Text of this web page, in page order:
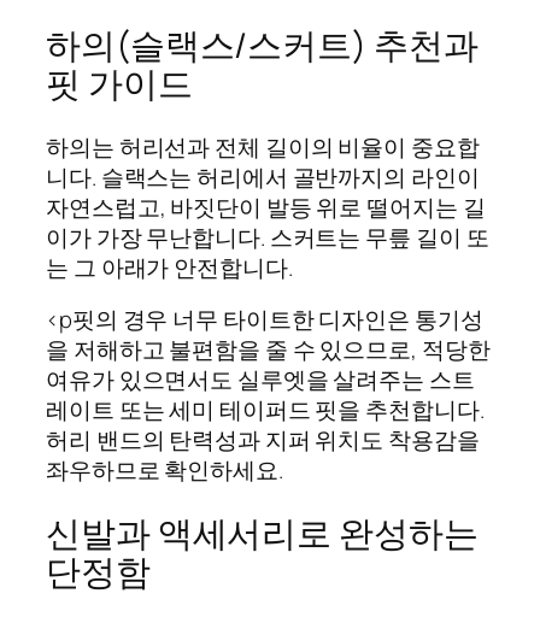
하의(슬랙스/스커트) 추천과
핏 가이드
하의는 허리선과 전체 길이의 비율이 중요합
니다. 슬랙스는 허리에서 골반까지의 라인이
자연스럽고, 바짓단이 발등 위로 떨어지는 길
이가 가장 무난합니다. 스커트는 무릎 길이 또
는 그 아래가 안전합니다.
<p핏의 경우 너무 타이트한 디자인은 통기성
을 저해하고 불편함을 줄 수 있으므로, 적당한
여유가 있으면서도 실루엣을 살려주는 스트
레이트 또는 세미 테이퍼드 핏을 추천합니다.
허리 밴드의 탄력성과 지퍼 위치도 착용감을
좌우하므로 확인하세요.
신발과 액세서리로 완성하는
단정함